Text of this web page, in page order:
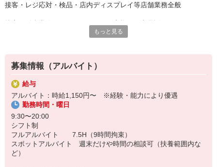
接客・レジ応対・検品・店内ディスプレイ等店舗業務全般
もっと見る
募集情報（アルバイト）
給与
アルバイト：時給1,150円〜 ※経験・能力により優遇
勤務時間・曜日
9:30〜20:00
シフト制
フルアルバイト 7.5H（9時間拘束）
スポットアルバイト 週末だけや時間の相談可（扶養範囲内な
ど）